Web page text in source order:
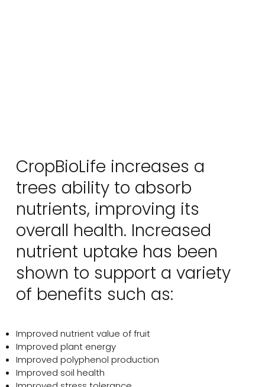
CropBioLife increases a
trees ability to absorb
nutrients, improving its
overall health. Increased
nutrient uptake has been
shown to support a variety
of benefits such as:
Improved nutrient value of fruit
Improved plant energy
Improved polyphenol production
Improved soil health